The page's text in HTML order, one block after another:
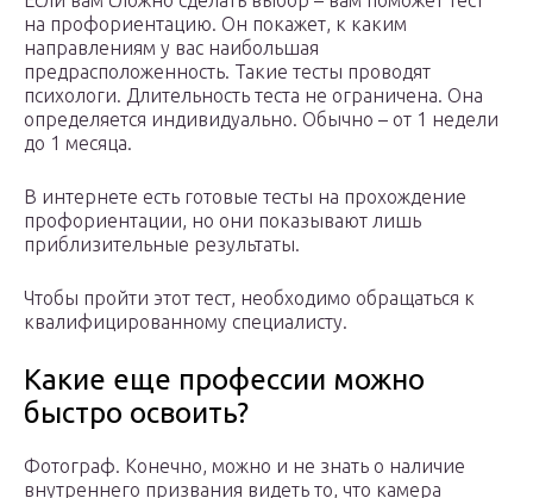
на профориентацию. Он покажет, к каким
направлениям у вас наибольшая
предрасположенность. Такие тесты проводят
психологи. Длительность теста не ограничена. Она
определяется индивидуально. Обычно – от 1 недели
до 1 месяца.
В интернете есть готовые тесты на прохождение
профориентации, но они показывают лишь
приблизительные результаты.
Чтобы пройти этот тест, необходимо обращаться к
квалифицированному специалисту.
Какие еще профессии можно
быстро освоить?
Фотограф. Конечно, можно и не знать о наличие
внутреннего призвания видеть то, что камера